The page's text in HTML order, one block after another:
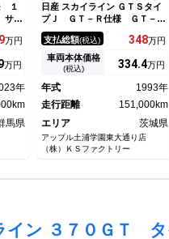
１
サン
ス
９イ
ュ
ブラ
9万円
万円
年
馬県
日産 スカイライン ＧＴＳタイ
プＪ ＧＴ－Ｒ仕様 ＧＴ－Ｒ
仕様 純正５速 ガンメタ新規
全塗装 Ｄ．ｓｐｅｅｄカーボ
ンボンネット ＧＴ－Ｒ風フロ
ントバンパー ＧＴ－Ｒ純正リ
グＧｒ．ＡＶ１７インチＡＷ
ＨＫＳアーシング ＥＴＣ
支払総額(税込) 348万円
車両本体価格
(税込) 334.4万円
年式
1993年
走行距離
151,000km
エリア
茨城県
アップル土浦学園東大通り店
（株）ＫＳファクトリー